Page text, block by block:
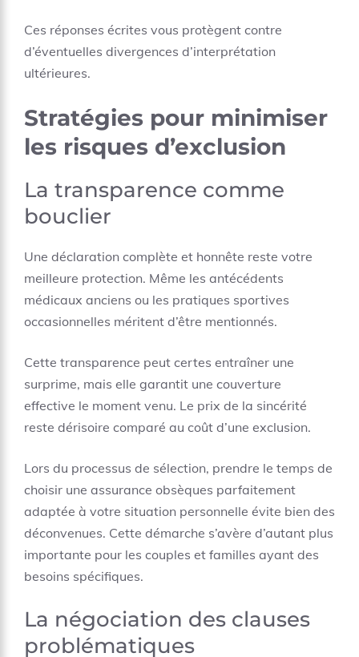
Ces réponses écrites vous protègent contre
d’éventuelles divergences d’interprétation
ultérieures.
Stratégies pour minimiser
les risques d’exclusion
La transparence comme
bouclier
Une déclaration complète et honnête reste votre
meilleure protection. Même les antécédents
médicaux anciens ou les pratiques sportives
occasionnelles méritent d’être mentionnés.
Cette transparence peut certes entraîner une
surprime, mais elle garantit une couverture
effective le moment venu. Le prix de la sincérité
reste dérisoire comparé au coût d’une exclusion.
Lors du processus de sélection, prendre le temps de
choisir une assurance obsèques parfaitement
adaptée à votre situation personnelle évite bien des
déconvenues. Cette démarche s’avère d’autant plus
importante pour les couples et familles ayant des
besoins spécifiques.
La négociation des clauses
problématiques